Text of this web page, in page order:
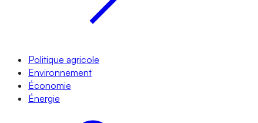
Politique agricole
Environnement
Économie
Énergie